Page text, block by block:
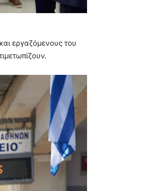
εργαζόμενους του